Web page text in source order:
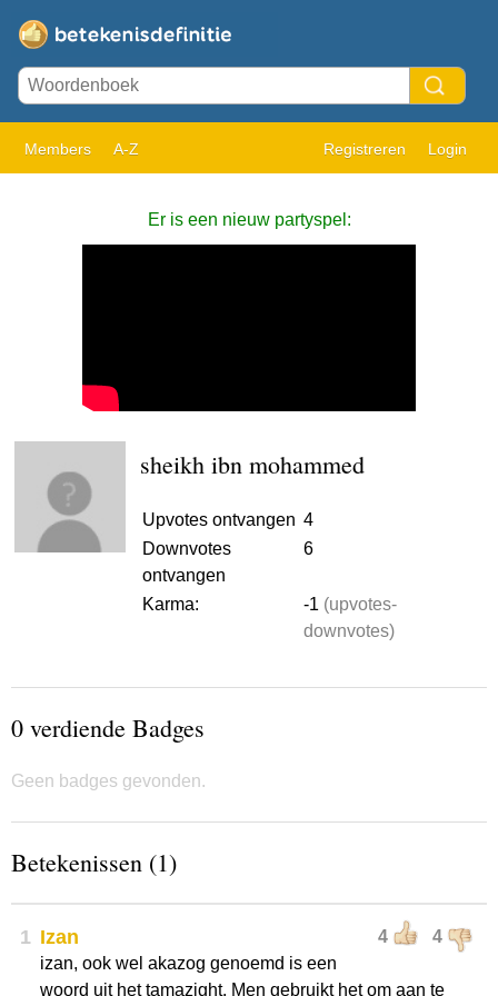
Members A-Z Registreren Login
Er is een nieuw partyspel:
sheikh ibn mohammed
Upvotes ontvangen 4
Downvotes
ontvangen
6
Karma: -1 (upvotes-
downvotes)
0 verdiende Badges
Geen badges gevonden.
Betekenissen (1)
1 4 4
Izan
izan, ook wel akazog genoemd is een
woord uit het tamazight. Men gebruikt het om aan te